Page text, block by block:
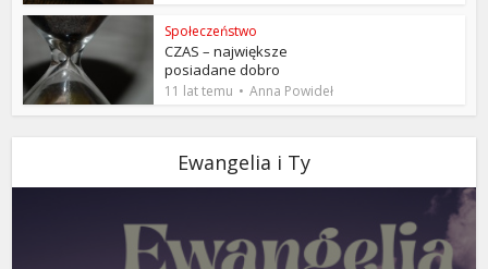
Społeczeństwo
CZAS – największe
posiadane dobro
11 lat temu Anna Powideł
Ewangelia i Ty